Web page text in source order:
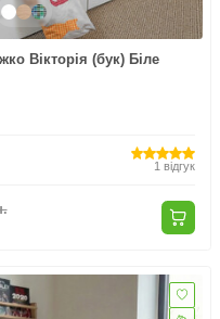
Вікторія (бук) Біле
1 відгук